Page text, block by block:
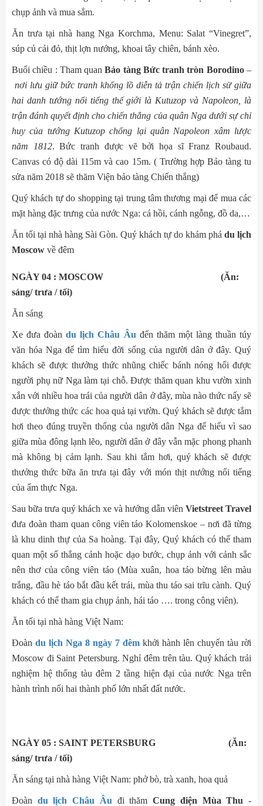
chụp ảnh và mua sắm.
Ăn trưa tại nhà hang Nga Korchma, Menu: Salat “Vinegret”,
súp củ cải đỏ, thịt lợn nướng, khoai tây chiên, bánh xèo.
Buổi chiều : Tham quanBảo tàng Bức tranh tròn Borodino–
nơi lưu giữ bức tranh khổng lồ diễn tả trận chiến lịch sử giữa
hai danh tướng nổi tiếng thế giới là Kutuzop và Napoleon, là
trận đánh quyết định cho chiến thắng của quân Nga dưới sự chỉ
huy của tướng Kutuzop chống lại quân Napoleon xâm lược
năm 1812. Bức tranh được vẽ bởi họa sĩ Franz Roubaud.
Canvas có độ dài 115m và cao 15m. ( Trường hợp Bảo tàng tu
sửa năm 2018 sẽ thăm Viện bảo tàng Chiến thắng)
Quý khách tự do shopping tại trung tâm thương mại để mua các
mặt hàng đặc trưng của nước Nga: cá hồi, cánh ngỗng, đồ da,…
Ăn tối tại nhà hàng Sài Gòn. Quý khách tự do khám phá du lịch
Moscow về đêm
NGÀY 04 : MOSCOW (Ăn:
sáng/ trưa / tối)
Ăn sáng
Xe đưa đoàndu lịch Châu Âu đến thăm một làng thuần túy
văn hóa Nga để tìm hiểu đời sống của người dân ở đây. Quý
khách sẽ được thưởng thức nhũng chiếc bánh nóng hổi được
người phụ nữ Nga làm tại chỗ. Được thăm quan khu vườn xinh
xắn với nhiều hoa trái của người dân ở đây, mùa nào thức nấy sẽ
được thưởng thức các hoa quả tại vườn. Quý khách sẽ được tắm
hơi theo đúng truyền thống của người dân Nga để hiểu vì sao
giữa mùa đông lạnh lẽo, người dân ở đây vẫn mặc phong phanh
mà không bị cảm lạnh. Sau khi tắm hơi, quý khách sẽ được
thưởng thức bữa ăn trưa tại đây với món thịt nướng nổi tiếng
của ẩm thực Nga.
Sau bữa trưa quý khách xe và hướng dẫn viên Vietstreet Travel
đưa đoàn tham quan công viên táo Kolomenskoe – nơi đã từng
là khu dinh thự của Sa hoàng. Tại đây, Quý khách có thể tham
quan một số thắng cảnh hoặc dạo bước, chụp ảnh với cảnh sắc
nên thơ của công viên táo (Mùa xuân, hoa táo bừng lên màu
trắng, đầu hè táo bắt đầu kết trái, mùa thu táo sai trĩu cành. Quý
khách có thể tham gia chụp ảnh, hái táo …. trong công viên).
Ăn tối tại nhà hàng Việt Nam:
Đoàn du lịch Nga 8 ngày 7 đêm khởi hành lên chuyến tàu rời
Moscow đi Saint Petersburg. Nghỉ đêm trên tàu. Quý khách trải
nghiệm hệ thống tàu đêm 2 tầng hiện đại của nước Nga trên
hành trình nối hai thành phố lớn nhất đất nước.
NGÀY 05 : SAINT PETERSBURG (Ăn:
sáng/ trưa / tối)
Ăn sáng tại nhà hàng Việt Nam: phở bò, trà xanh, hoa quả
Đoàn du lịch Châu Âu đi thămCung điện Mùa Thu -